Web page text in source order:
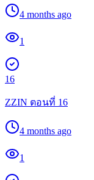
4 months ago
1
16
ZZIN ตอนที่ 16
4 months ago
1